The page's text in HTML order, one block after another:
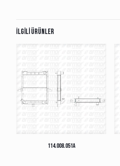
İlgili ürünler
114.008.051A